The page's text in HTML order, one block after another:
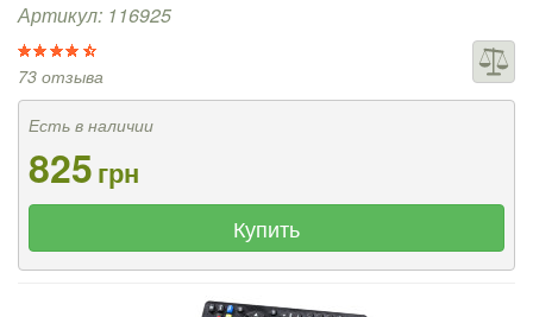
Артикул: 116925
73 отзыва
Есть в наличии
825грн
Купить